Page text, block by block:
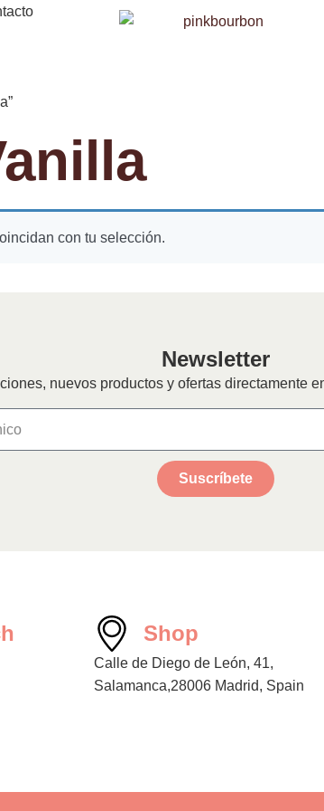
con tu selección.
Newsletter
nuevos productos y ofertas directamente
Suscríbete
Shop
Calle de Diego de León, 41,
Salamanca,28006 Madrid, Spain